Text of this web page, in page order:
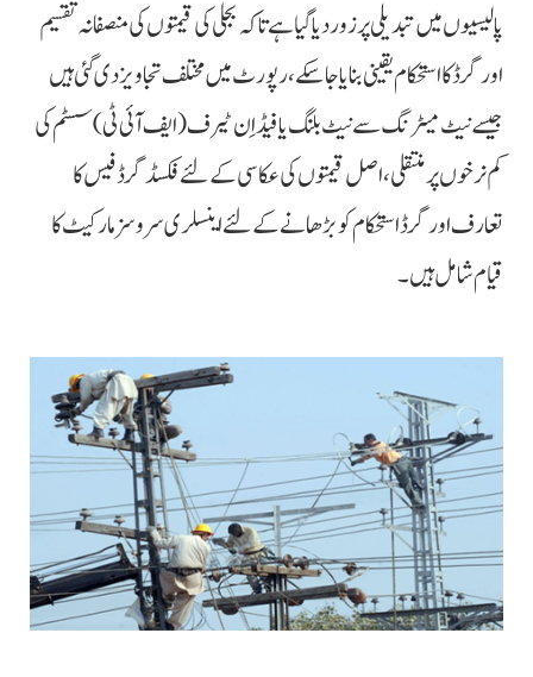
پالیسیوں میں تبدیلی پر زور دیا گیا ہے تاکہ بجلی کی قیمتوں کی منصفانہ تقسیم
اور گرڈ کا استحکام یقینی بنایا جا سکے، رپورٹ میں مختلف تجاویز دی گئی ہیں
جیسے نیٹ میٹرنگ سے نیٹ بلنگ یا فیڈ اِن ٹیرف (ایف آئی ٹی) سسٹم کی
کم نرخوں پر منتقلی، اصل قیمتوں کی عکاسی کے لئے فکسڈ گرڈ فیس کا
تعارف اور گرڈ استحکام کو بڑھانے کے لئے اینسلری سروسز مارکیٹ کا
قیام شامل ہیں۔